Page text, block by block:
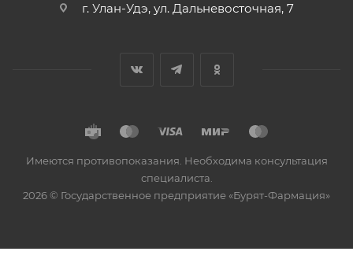
г. Улан-Удэ, ул. Дальневосточная, 7
Имеются противопоказания. Необходима консультация
специалиста.
2026 © Государственное предприятие «Бурят-Фармация»